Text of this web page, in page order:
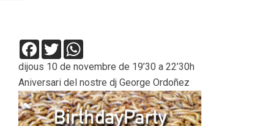
Facebook
Twitter
dijous 10 de novembre de 19’30 a 22’30h
Aniversari del nostre dj George Ordoñez